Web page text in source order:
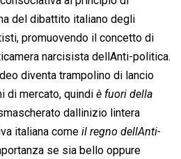
del dibattito italiano degli
promuovendo il concetto di
narcisista dellAnti-politica.
diventa trampolino di lancio
mercato, quindi  è fuori della
dallinizio lintera
italiana come  il regno dellAnti-
se sia bello oppure